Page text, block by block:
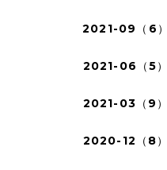
2021-09（6）
2021-06（5）
2021-03（9）
2020-12（8）